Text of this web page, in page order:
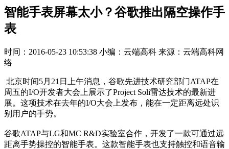
智能手表屏幕太小？谷歌推出隔空操作手
表
时间：2016-05-23 10:53:38 小编：云端高科 来源：云端高科网
络
北京时间5月21日上午消息，谷歌先进技术研究部门ATAP在
周五的I/O开发者大会上展示了Project Soli雷达技术的最新进
展。这项技术在去年的I/O大会上发布，能在一定距离远处识
别用户的手势。
谷歌ATAP与LG和MC R&D实验室合作，开发了一款可通过远
距离手势操控的智能手表。这款智能手表也支持触控和语音输